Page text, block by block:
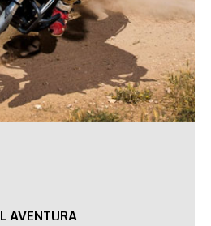
AVENTURA